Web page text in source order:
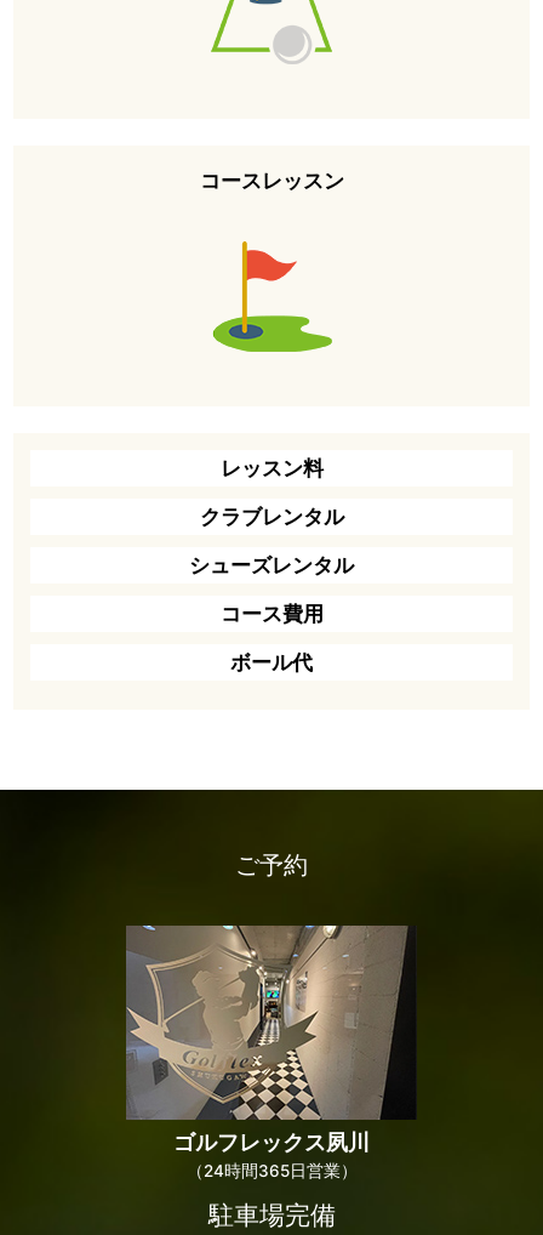
コースレッスン
レッスン料
クラブレンタル
シューズレンタル
コース費用
ボール代
ご予約
ゴルフレックス夙川
（24時間365日営業）
駐車場完備